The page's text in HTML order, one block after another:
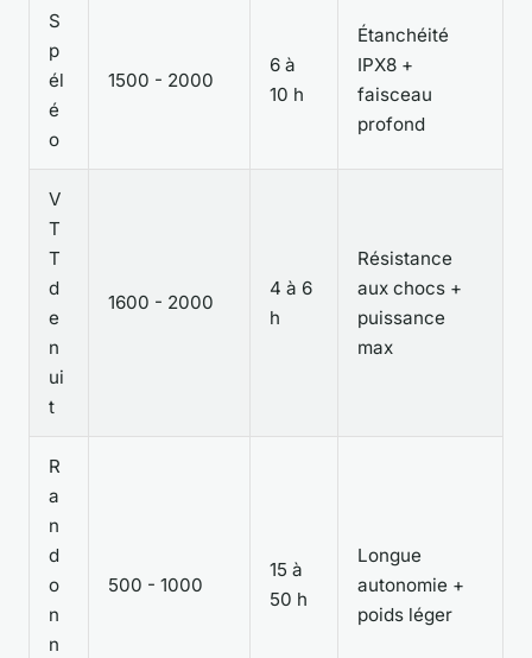
S
p
él
é
o
1500 - 2000
6 à
10 h
Étanchéité
IPX8 +
faisceau
profond
V
T
T
d
e
n
ui
t
1600 - 2000
4 à 6
h
Résistance
aux chocs +
puissance
max
R
a
n
d
o
n
n
500 - 1000
15 à
50 h
Longue
autonomie +
poids léger